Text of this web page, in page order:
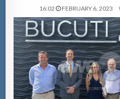
16:02 FEBRUARY 6, 2023